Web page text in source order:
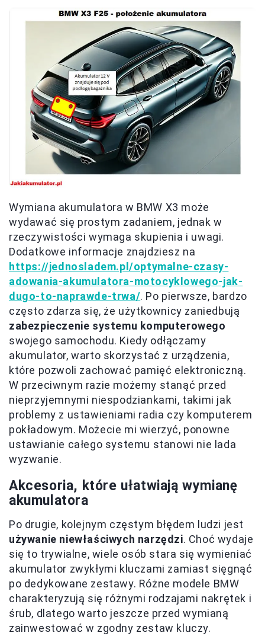
Wymiana akumulatora w BMW X3 może
wydawać się prostym zadaniem, jednak w
rzeczywistości wymaga skupienia i uwagi.
Dodatkowe informacje znajdziesz na
https://jednosladem.pl/optymalne-czasy-
adowania-akumulatora-motocyklowego-jak-
dugo-to-naprawde-trwa/. Po pierwsze, bardzo
często zdarza się, że użytkownicy zaniedbują
zabezpieczenie systemu komputerowego
swojego samochodu. Kiedy odłączamy
akumulator, warto skorzystać z urządzenia,
które pozwoli zachować pamięć elektroniczną.
W przeciwnym razie możemy stanąć przed
nieprzyjemnymi niespodziankami, takimi jak
problemy z ustawieniami radia czy komputerem
pokładowym. Możecie mi wierzyć, ponowne
ustawianie całego systemu stanowi nie lada
wyzwanie.
Akcesoria, które ułatwiają wymianę
akumulatora
Po drugie, kolejnym częstym błędem ludzi jest
używanie niewłaściwych narzędzi. Choć wydaje
się to trywialne, wiele osób stara się wymieniać
akumulator zwykłymi kluczami zamiast sięgnąć
po dedykowane zestawy. Różne modele BMW
charakteryzują się różnymi rodzajami nakrętek i
śrub, dlatego warto jeszcze przed wymianą
zainwestować w zgodny zestaw kluczy.